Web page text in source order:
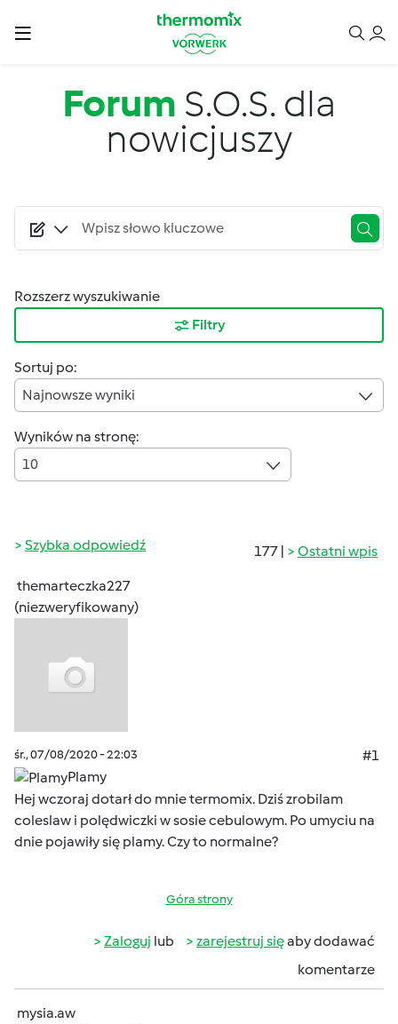
Forum S.O.S. dla
nowicjuszy
Rozszerz wyszukiwanie
Filtry
Sortuj po:
Najnowsze wyniki
Wyników na stronę:
10
177 | Ostatni wpis
Szybka odpowiedź
themarteczka227
(niezweryfikowany)
śr., 07/08/2020 - 22:03
#1
Plamy
Hej wczoraj dotarł do mnie termomix. Dziś zrobilam
coleslaw i polędwiczki w sosie cebulowym. Po umyciu na
dnie pojawiły się plamy. Czy to normalne?
Góra strony
Zaloguj lub zarejestruj sięaby dodawać
komentarze
mysia.aw